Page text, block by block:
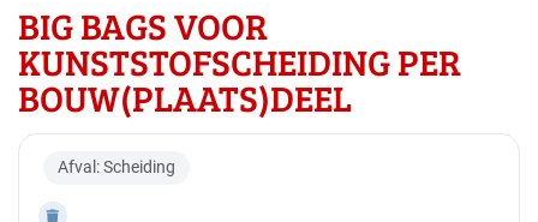
BIG BAGS VOOR
KUNSTSTOFSCHEIDING PER
BOUW(PLAATS)DEEL
Afval: Scheiding